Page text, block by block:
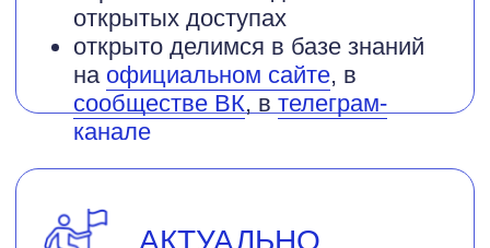
Ищете специалиста, который
использует методы
доказательной медицины и
проконсультирует доступно и
понятно?
Ваше имя